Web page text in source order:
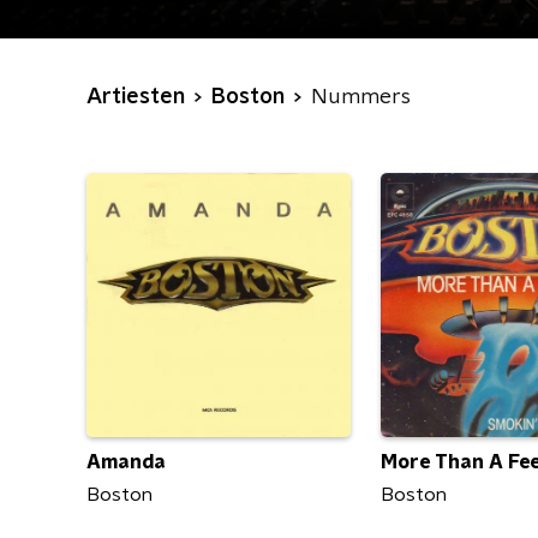
Artiesten Boston Nummers
Amanda
Boston
More Than A
Boston